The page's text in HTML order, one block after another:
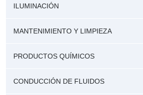
ILUMINACIÓN
MANTENIMIENTO Y LIMPIEZA
PRODUCTOS QUÍMICOS
CONDUCCIÓN DE FLUIDOS